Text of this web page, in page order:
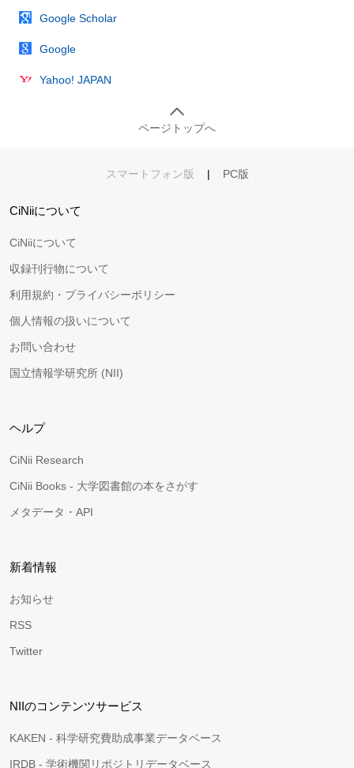
Google Scholar
Google
Yahoo! JAPAN
ページトップへ
スマートフォン版 | PC版
CiNiiについて
CiNiiについて
収録刊行物について
利用規約・プライバシーポリシー
個人情報の扱いについて
お問い合わせ
国立情報学研究所 (NII)
ヘルプ
CiNii Research
CiNii Books - 大学図書館の本をさがす
メタデータ・API
新着情報
お知らせ
RSS
Twitter
NIIのコンテンツサービス
KAKEN - 科学研究費助成事業データベース
IRDB - 学術機関リポジトリデータベース